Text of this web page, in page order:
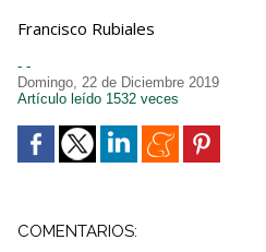
Francisco Rubiales
- -
Domingo, 22 de Diciembre 2019
Artículo leído 1532 veces
COMENTARIOS: